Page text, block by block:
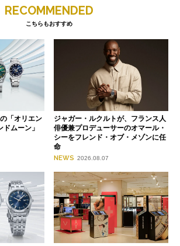
RECOMMENDED
こちらもおすすめ
「オリエン
ドムーン」
ジャガー・ルクルトが、フランス人
俳優兼プロデューサーのオマール・
シーをフレンド・オブ・メゾンに任
命
NEWS 2026.08.07